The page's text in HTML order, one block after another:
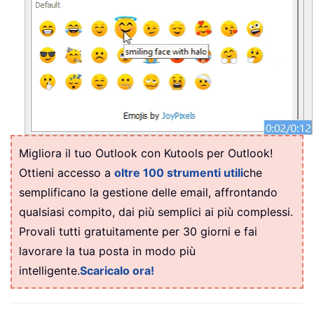
Migliora il tuo Outlook con Kutools per Outlook!
Ottieni accesso a oltre 100 strumenti utiliche
semplificano la gestione delle email, affrontando
qualsiasi compito, dai più semplici ai più complessi.
Provali tutti gratuitamente per 30 giorni e fai
lavorare la tua posta in modo più
intelligente.Scaricalo ora!